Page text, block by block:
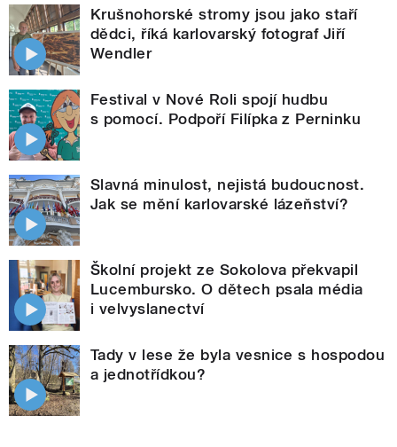
Krušnohorské stromy jsou jako staří
dědci, říká karlovarský fotograf Jiří
Wendler
Festival v Nové Roli spojí hudbu
s pomocí. Podpoří Filípka z Perninku
Slavná minulost, nejistá budoucnost.
Jak se mění karlovarské lázeňství?
Školní projekt ze Sokolova překvapil
Lucembursko. O dětech psala média
i velvyslanectví
Tady v lese že byla vesnice s hospodou
a jednotřídkou?